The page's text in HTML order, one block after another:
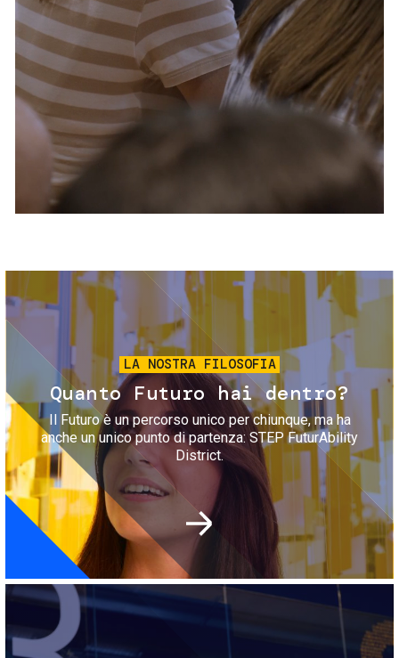
Servizi e accessibilità
Contatti
FAQ
Biglietti
Immagine
LA NOSTRA FILOSOFIA
Quanto Futuro hai dentro?
Il Futuro è un percorso unico per chiunque, ma ha
anche un unico punto di partenza: STEP FuturAbility
District.
Immagine